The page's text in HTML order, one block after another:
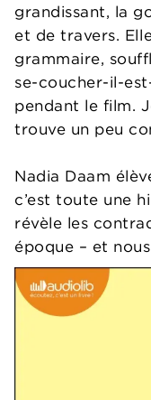
grandissant, la
et de travers.
grammaire,
se-coucher-il-
pendant le film.
trouve un peu
Nadia Daam
c’est toute une
révèle les
époque – et